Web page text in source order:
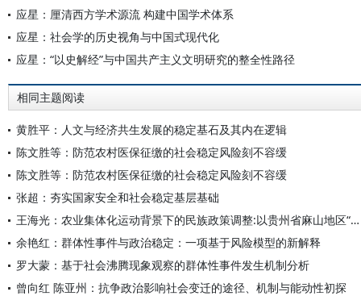
应星：厘清西方学术源流 构建中国学术体系
应星：社会学的历史视角与中国式现代化
应星：“以史解经”与中国共产主义文明研究的整全性路径
相同主题阅读
黄胜平：人文与经济共生发展的稳定基石及其内在逻辑
陈文胜等：防范农村医保征缴的社会稳定风险刻不容缓
陈文胜等：防范农村医保征缴的社会稳定风险刻不容缓
张超：夯实国家安全和社会稳定基层基础
王海光：农业集体化运动背景下的民族政策调整:以贵州省麻山地区“闹皇帝”事件的和平解决为例
余艳红：群体性事件与政治稳定：一项基于风险模型的新解释
罗大蒙：基于社会沸腾现象观察的群体性事件发生机制分析
曾向红 陈亚州：抗争政治影响社会变迁的途径、机制与能动性初探